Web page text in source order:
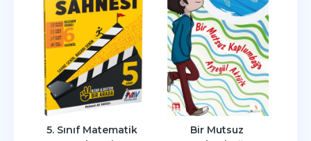
5. Sınıf Matematik
Bir Mutsuz